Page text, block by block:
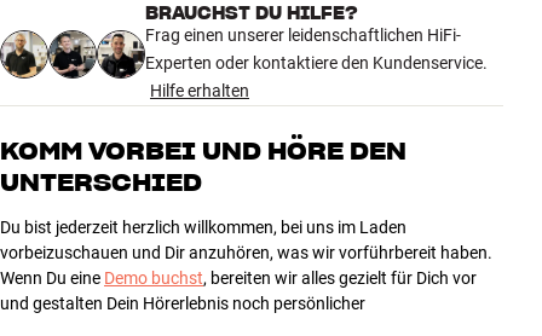
BRAUCHST DU HILFE?
Frag einen unserer leidenschaftlichen HiFi-
Experten oder kontaktiere den Kundenservice.
Hilfe erhalten
KOMM VORBEI UND HÖRE DEN
UNTERSCHIED
Du bist jederzeit herzlich willkommen, bei uns im Laden
vorbeizuschauen und Dir anzuhören, was wir vorführbereit haben.
Wenn Du eine Demo buchst, bereiten wir alles gezielt für Dich vor
und gestalten Dein Hörerlebnis noch persönlicher